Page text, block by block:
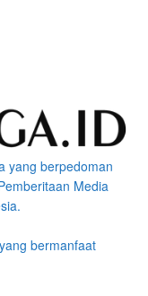
yang berpedoman
Media
bermanfaat